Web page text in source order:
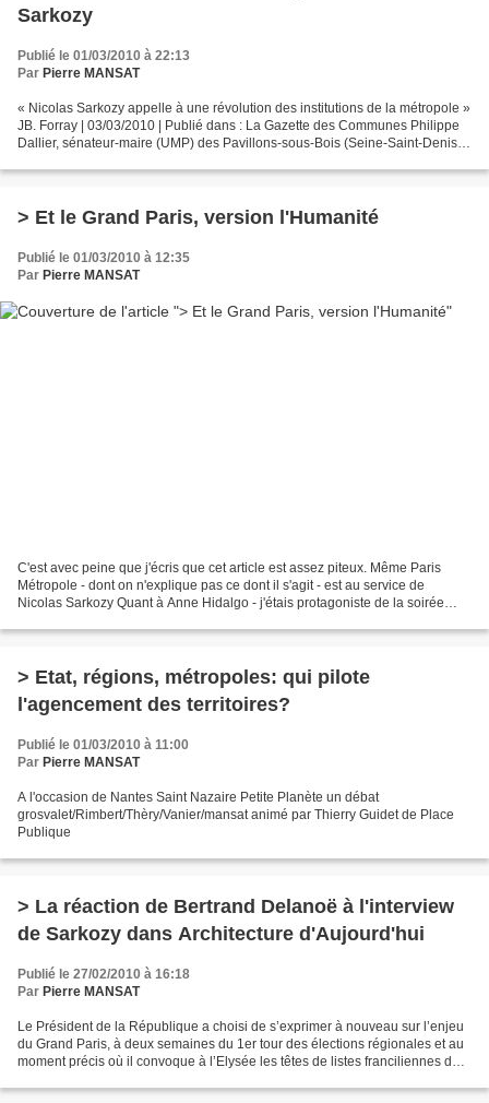
Sarkozy
Publié le 01/03/2010 à 22:13
Par Pierre MANSAT
« Nicolas Sarkozy appelle à une révolution des institutions de la métropole »
JB. Forray | 03/03/2010 | Publié dans : La Gazette des Communes Philippe
Dallier, sénateur-maire (UMP) des Pavillons-sous-Bois (Seine-Saint-Denis)
> Et le Grand Paris, version l'Humanité
Publié le 01/03/2010 à 12:35
Par Pierre MANSAT
C'est avec peine que j'écris que cet article est assez piteux. Même Paris
Métropole - dont on n'explique pas ce dont il s'agit - est au service de
Nicolas Sarkozy Quant à Anne Hidalgo - j'étais protagoniste de la soirée
> Etat, régions, métropoles: qui pilote
l'agencement des territoires?
Publié le 01/03/2010 à 11:00
Par Pierre MANSAT
A l'occasion de Nantes Saint Nazaire Petite Planète un débat
grosvalet/Rimbert/Thèry/Vanier/mansat animé par Thierry Guidet de Place
Publique
> La réaction de Bertrand Delanoë à l'interview
de Sarkozy dans Architecture d'Aujourd'hui
Publié le 27/02/2010 à 16:18
Par Pierre MANSAT
Le Président de la République a choisi de s’exprimer à nouveau sur l’enjeu
du Grand Paris, à deux semaines du 1er tour des élections régionales et au
moment précis où il convoque à l’Elysée les têtes de listes franciliennes de